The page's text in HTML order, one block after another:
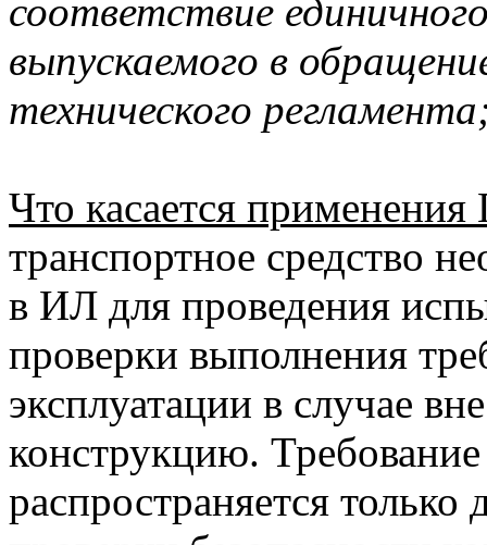
соответствие
выпускаемого в
технического
Что касается
транспортное средство
в ИЛ для проведения
проверки выполнения
эксплуатации в случае
конструкцию.
распространяется